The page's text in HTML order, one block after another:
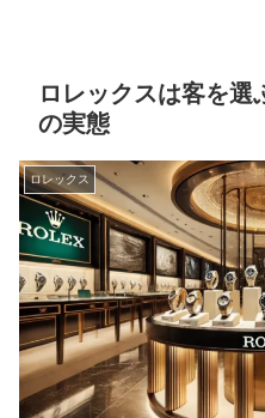
ロレックスは客を選
の実態
ロレックス